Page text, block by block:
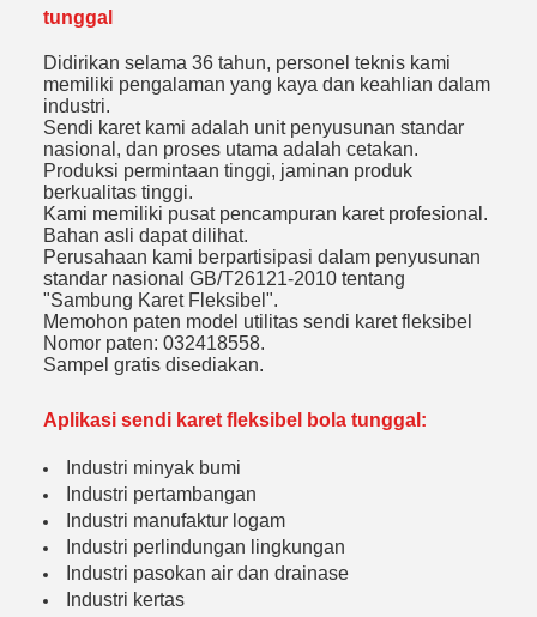
tunggal
Didirikan selama 36 tahun, personel teknis kami
memiliki pengalaman yang kaya dan keahlian dalam
industri.
Sendi karet kami adalah unit penyusunan standar
nasional, dan proses utama adalah cetakan.
Produksi permintaan tinggi, jaminan produk
berkualitas tinggi.
Kami memiliki pusat pencampuran karet profesional.
Bahan asli dapat dilihat.
Perusahaan kami berpartisipasi dalam penyusunan
standar nasional GB/T26121-2010 tentang
"Sambung Karet Fleksibel".
Memohon paten model utilitas sendi karet fleksibel
Nomor paten: 032418558.
Sampel gratis disediakan.
Aplikasi sendi karet fleksibel bola tunggal:
Industri minyak bumi
Industri pertambangan
Industri manufaktur logam
Industri perlindungan lingkungan
Industri pasokan air dan drainase
Industri kertas